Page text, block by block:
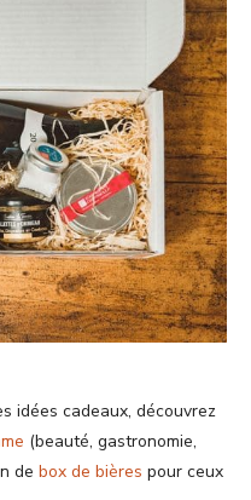
idées cadeaux, découvrez
(beauté, gastronomie,
de box de bières pour ceux